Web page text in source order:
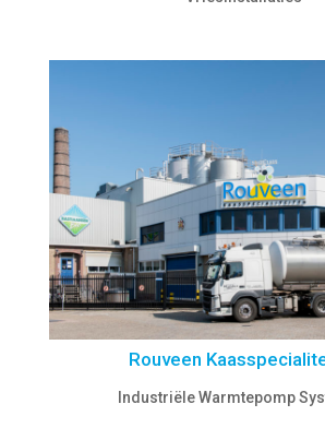
Rouveen
Industriële Warmtepomp